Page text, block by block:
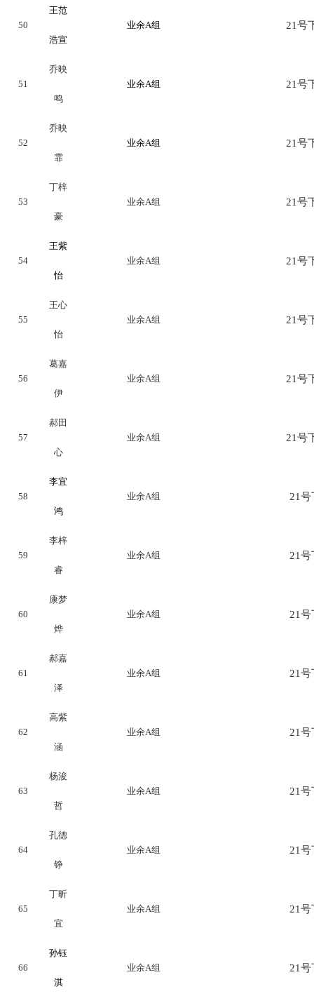
50
王范
浩宣
业余A组 21号
51
乔映
鸣
业余A组 21号
52
乔映
霏
业余A组 21号
53
丁梓
豪
业余A组 21号
54
王紫
怡
业余A组 21号
55
王心
怡
业余A组 21号
56
葛嘉
伊
业余A组 21号
57
郝田
心
业余A组 21号
58
李宜
鸿
业余A组 21号
59
李梓
睿
业余A组 21号
60
康梦
烨
业余A组 21号
61
郝嘉
泽
业余A组 21号
62
高紫
涵
业余A组 21号
63
杨浚
哲
业余A组 21号
64
孔德
铮
业余A组 21号
65
丁昕
宜
业余A组 21号
66
孙钰
淇
业余A组 21号